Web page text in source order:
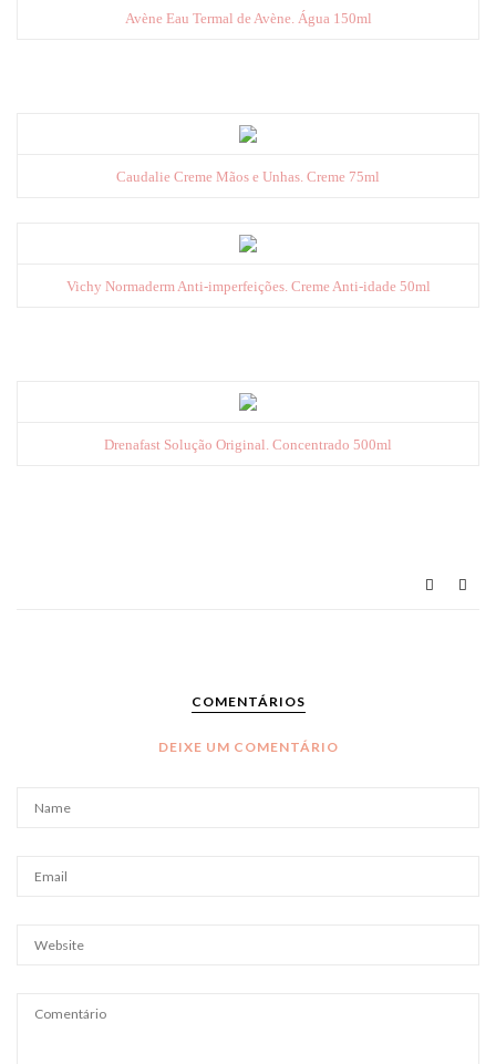
Avène Eau Termal de Avène. Água 150ml
Caudalie Creme Mãos e Unhas. Creme 75ml
Vichy Normaderm Anti-imperfeições. Creme Anti-idade 50ml
Drenafast Solução Original. Concentrado 500ml
COMENTÁRIOS
DEIXE UM COMENTÁRIO